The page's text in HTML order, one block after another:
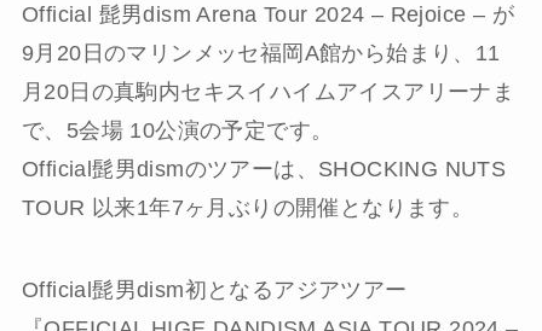
Official 髭男dism Arena Tour 2024 – Rejoice – が
9月20日のマリンメッセ福岡A館から始まり、11
月20日の真駒内セキスイハイムアイスアリーナま
で、5会場 10公演の予定です。
Official髭男dismのツアーは、SHOCKING NUTS
TOUR 以来1年7ヶ月ぶりの開催となります。
Official髭男dism初となるアジアツアー